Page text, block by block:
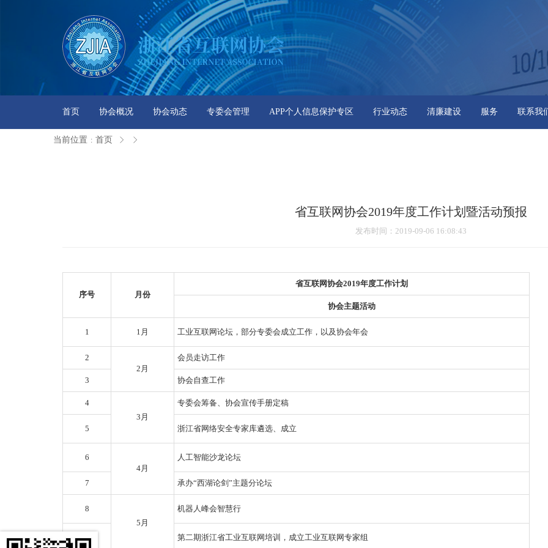
首页 协会概况 协会动态 专委会管理 APP个人信息保护专区 行业动态 清廉建设 服务 联系我
当前位置 : 首页
省互联网协会2019年度工作计划暨活动预报
发布时间 ：2019-09-06 16:08:43
序号 月份
省互联网协会2019年度工作计划
协会主题活动
1 1月 工业互联网论坛，部分专委会成立工作，以及协会年会
2
2月
会员走访工作
3 协会自查工作
4
3月
专委会筹备、协会宣传手册定稿
5 浙江省网络安全专家库遴选、成立
6
4月
人工智能沙龙论坛
7 承办“西湖论剑”主题分论坛
8
5月
机器人峰会智慧行
9 第二期浙江省工业互联网培训，成立工业互联网专家组